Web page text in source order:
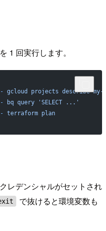
1 回実行します。
gcloud projects describe my-
bq query 'SELECT ...'
terraform plan
レデンシャルがセットされ
で抜けると環境変数も